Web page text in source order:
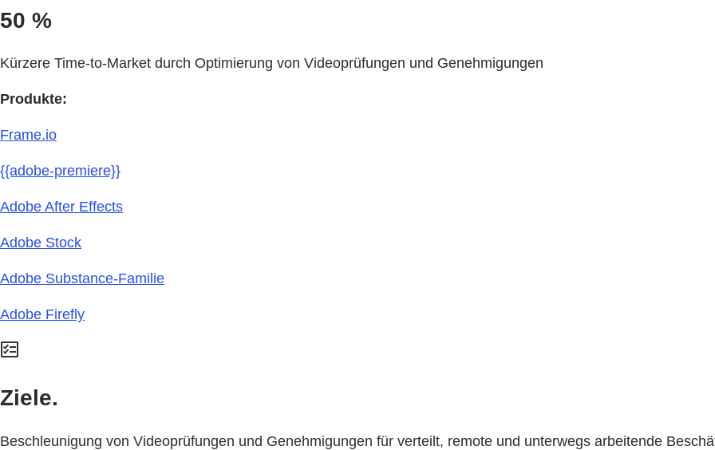
50 %
Kürzere Time-to-Market durch Optimierung von Videoprüfungen und Genehmigungen
Produkte:
Frame.io
{{adobe-premiere}}
Adobe After Effects
Adobe Stock
Adobe Substance-Familie
Adobe Firefly
Ziele.
Beschleunigung von Videoprüfungen und Genehmigungen für verteilt, remote und unterwegs arbeitende